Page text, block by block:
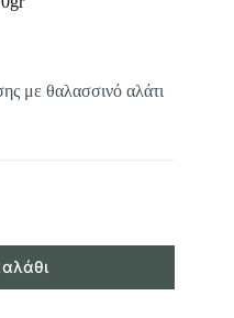
με θαλασσινό αλάτι